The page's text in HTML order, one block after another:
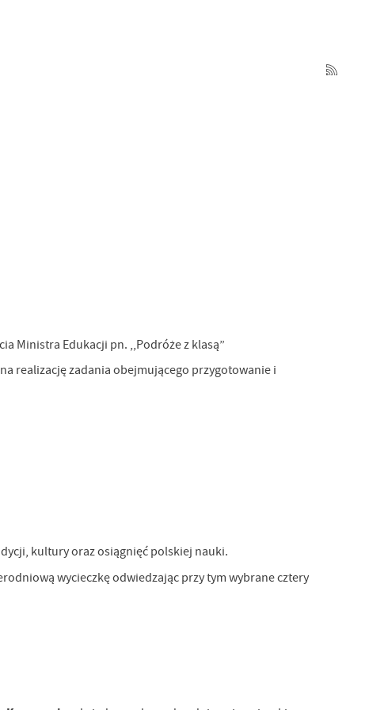
Ministra Edukacji pn. ,,Podróże z klasą”
realizację zadania obejmującego przygotowaniei
kultury oraz osiągnięć polskiej nauki.
wycieczkę odwiedzając przy tym wybrane cztery